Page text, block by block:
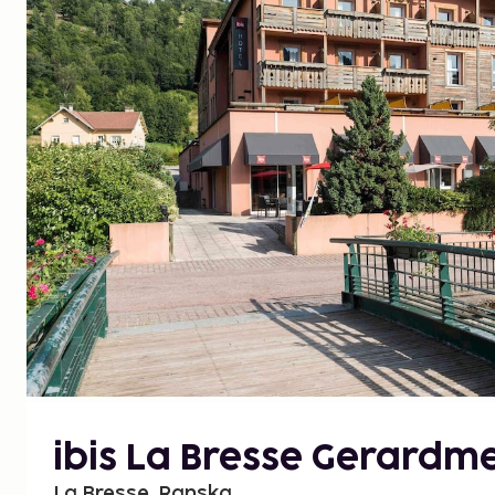
ibis La Bresse